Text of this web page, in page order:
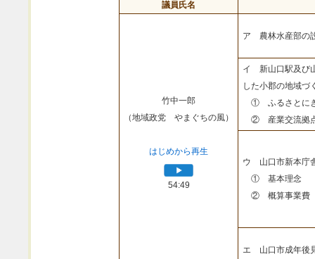
議員氏名
竹中一郎
（地域政党 やまぐちの風）
はじめから再生
54:49
ア 農林水産部の
イ 新山口駅及び
した小郡の地域づ
① ふるさとにぎ
② 産業交流拠点
ウ 山口市新本庁
① 基本理念
② 概算事業費
エ 山口市成年後